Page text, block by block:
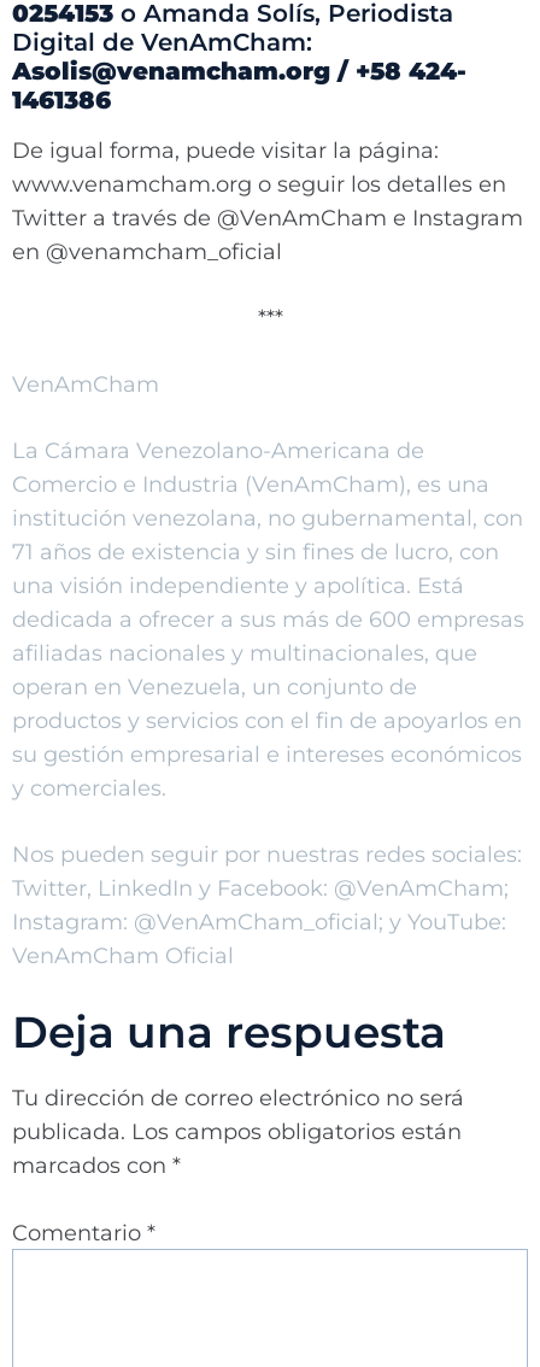
0254153 o Amanda Solís, Periodista
Digital de VenAmCham:
Asolis@venamcham.org / +58 424-
1461386
De igual forma, puede visitar la página:
www.venamcham.org o seguir los detalles en
Twitter a través de @VenAmCham e Instagram
en @venamcham_oficial
***
VenAmCham
La Cámara Venezolano-Americana de
Comercio e Industria (VenAmCham), es una
institución venezolana, no gubernamental, con
71 años de existencia y sin fines de lucro, con
una visión independiente y apolítica. Está
dedicada a ofrecer a sus más de 600 empresas
afiliadas nacionales y multinacionales, que
operan en Venezuela, un conjunto de
productos y servicios con el fin de apoyarlos en
su gestión empresarial e intereses económicos
y comerciales.
Nos pueden seguir por nuestras redes sociales:
Twitter, LinkedIn y Facebook: @VenAmCham;
Instagram: @VenAmCham_oficial; y YouTube:
VenAmCham Oficial
Deja una respuesta
Tu dirección de correo electrónico no será
publicada. Los campos obligatorios están
marcados con *
Comentario *